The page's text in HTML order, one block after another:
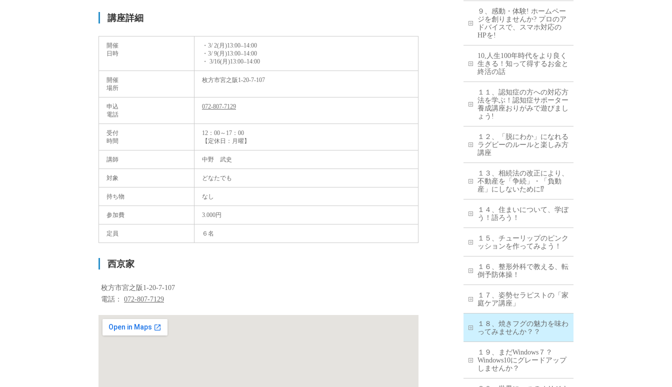
講座詳細
開催
日時
・3/ 2(月)13:00–14:00
・3/ 9(月)13:00–14:00
・ 3/16(月)13:00–14:00
開催
場所
枚方市宮之阪1-20-7-107
申込
電話
072-807-7129
受付
時間
12：00～17：00
【定休日：月曜】
講師 中野 武史
対象 どなたでも
持ち物 なし
参加費 3.000円
定員 ６名
西京家
枚方市宮之阪1-20-7-107
電話： 072-807-7129
９、感動・体験! ホームペー
ジを創りませんか? プロのア
ドバイスで、スマホ対応の
HPを!
10,人生100年時代をより良く
生きる！知って得するお金と
終活の話
１１、認知症の方への対応方
法を学ぶ！認知症サポーター
養成講座おりがみで遊びまし
ょう!
１２、「脱にわか」になれる
ラグビーのルールと楽しみ方
講座
１３、相続法の改正により、
不動産を「争続」・「負動
産」にしないために⁉
１４、住まいについて、学ぼ
う！語ろう！
１５、チューリップのピンク
ッションを作ってみよう！
１６、整形外科で教える、転
倒予防体操！
１７、姿勢セラピストの「家
庭ケア講座」
１８、焼きフグの魅力を味わ
ってみませんか？？
１９、まだWindows７？
Windows10にグレードアップ
しませんか？